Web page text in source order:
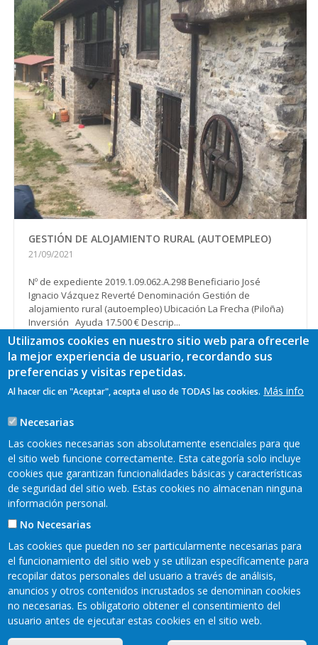
GESTIÓN DE ALOJAMIENTO RURAL (AUTOEMPLEO)
21/09/2021
Nº de expediente 2019.1.09.062.A.298 Beneficiario José
Ignacio Vázquez Reverté Denominación Gestión de
alojamiento rural (autoempleo) Ubicación La Frecha (Piloña)
Inversión Ayuda 17.500 € Descrip...
Ver más
actual
página
Última
página
Último »
Pie
Mapa web
Aviso legal
Política de privacidad
Cookies
Accesibilidad
Utilizamos cookies en nuestro sitio web para ofrecerle
la mejor experiencia de usuario, recordando sus
preferencias y visitas repetidas.
Al hacer clic en "Aceptar", acepta el uso de TODAS las cookies. Más info
Necesarias
Las cookies necesarias son absolutamente esenciales para que
el sitio web funcione correctamente. Esta categoría solo incluye
cookies que garantizan funcionalidades básicas y características
de seguridad del sitio web. Estas cookies no almacenan ninguna
información personal.
No Necesarias
Las cookies que pueden no ser particularmente necesarias para
el funcionamiento del sitio web y se utilizan específicamente para
recopilar datos personales del usuario a través de análisis,
anuncios y otros contenidos incrustados se denominan cookies
no necesarias. Es obligatorio obtener el consentimiento del
usuario antes de ejecutar estas cookies en el sitio web.